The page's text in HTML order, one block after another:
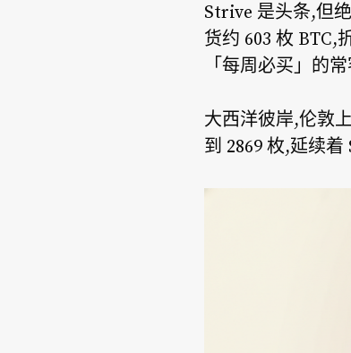
Strive 是头条,但
货约 603 枚 BTC,
「每周必买」的
大西洋彼岸,伦敦
到 2869 枚,延续着